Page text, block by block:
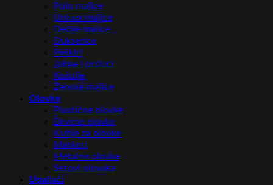
Polo majice
Unisex majice
Dečije majice
Dukserice
Peškiri
Jakne i prsluci
Košulje
Ženske majice
Olovke
Plastične olovke
Drvene olovke
Kutije za olovke
Markeri
Metalne olovke
Setovi olovaka
Upaljači